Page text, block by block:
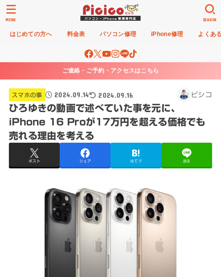
はじめての方へ 料金表 パソコン修理 iPhone修理 よくあ
SEARCH
MENU
ご連絡・ご予約・アクセスはこちら
スマホの事 2024.09.14 2024.09.16 ピシコ
ひろゆきの動画で述べていた事を元に、
iPhone 16 Proが17万円を超える価格でも
売れる理由を考える
ポスト シェア はてブ 送る